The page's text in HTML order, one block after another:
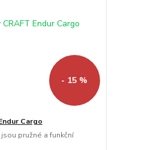
- 15 %
Cargo
jsou pružné a funkční